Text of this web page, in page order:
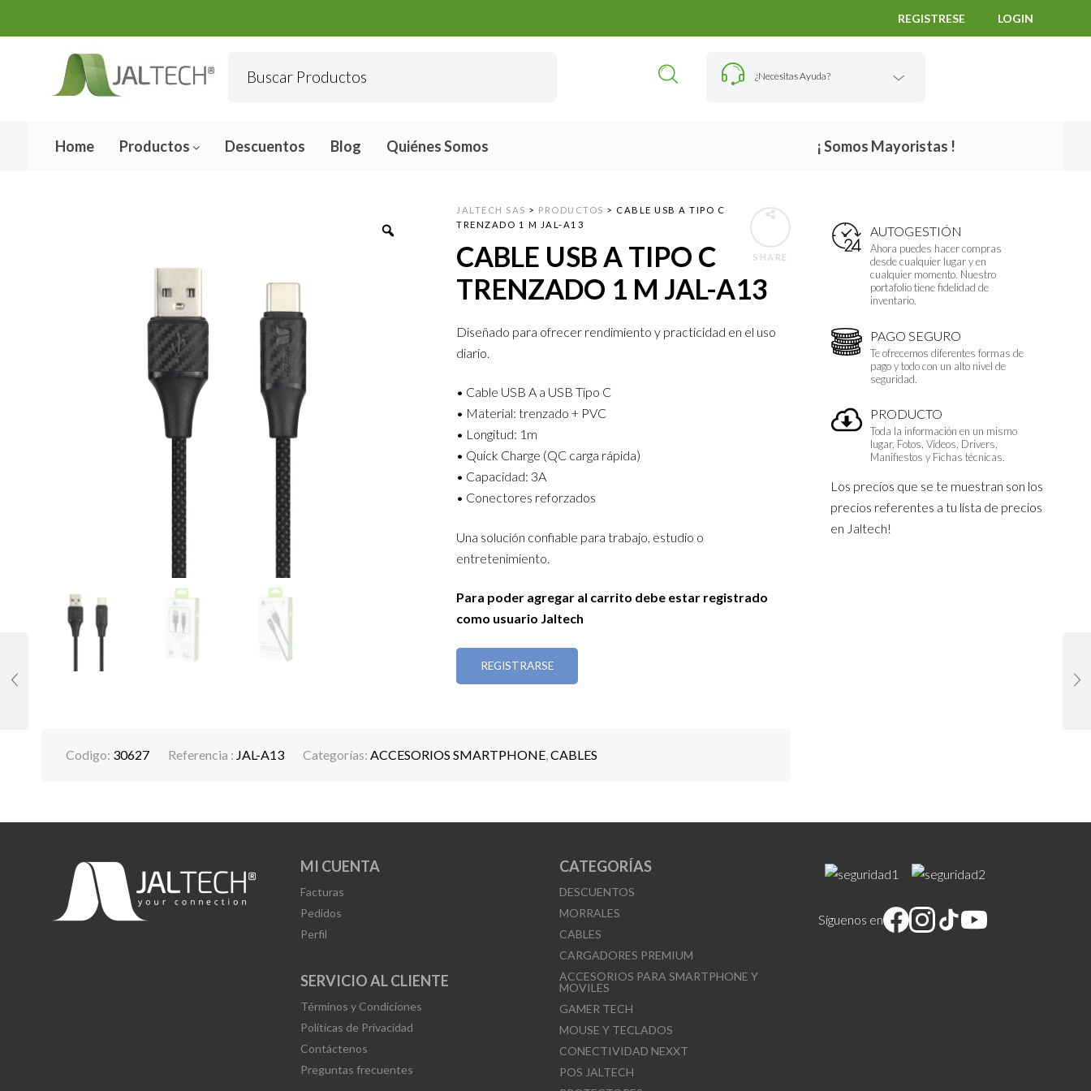
REGISTRESE LOGIN
¿Necesitas Ayuda?
Home Productos Descuentos Blog Quiénes Somos ¡ Somos Mayoristas !
AUTOGESTIÓN
Ahora puedes hacer compras
desde cualquier lugar y en
cualquier momento. Nuestro
portafolio tiene fidelidad de
inventario.
PAGO SEGURO
Te ofrecemos diferentes formas de
pago y todo con un alto nivel de
seguridad.
PRODUCTO
Toda la información en un mismo
lugar, Fotos, Vídeos, Drivers,
Manifiestos y Fichas técnicas.
Los precios que se te muestran son los
precios referentes a tu lista de precios
en Jaltech!
SHARE
JALTECH SAS > PRODUCTOS > CABLE USB A TIPO C
TRENZADO 1 M JAL-A13
CABLE USB A TIPO C
TRENZADO 1 M JAL-A13
Diseñado para ofrecer rendimiento y practicidad en el uso
diario.
• Cable USB A a USB Tipo C
• Material: trenzado + PVC
• Longitud: 1m
• Quick Charge (QC carga rápida)
• Capacidad: 3A
• Conectores reforzados
Una solución confiable para trabajo, estudio o
entretenimiento.
Para poder agregar al carrito debe estar registrado
como usuario Jaltech
REGISTRARSE
Codigo: 30627 Referencia : JAL-A13 Categorías: ACCESORIOS SMARTPHONE,CABLES
MI CUENTA
Facturas
Pedidos
Perfil
SERVICIO AL CLIENTE
Términos y Condiciones
Políticas de Privacidad
Contáctenos
Preguntas frecuentes
CATEGORÍAS
DESCUENTOS
MORRALES
CABLES
CARGADORES PREMIUM
ACCESORIOS PARA SMARTPHONE Y
MOVILES
GAMER TECH
MOUSE Y TECLADOS
CONECTIVIDAD NEXXT
POS JALTECH
Síguenos en